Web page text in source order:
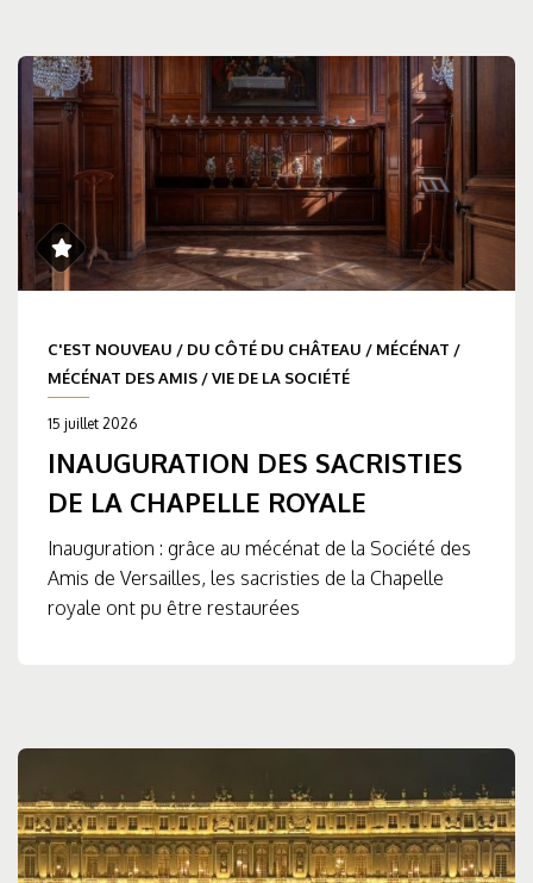
C'EST NOUVEAU / DU CÔTÉ DU CHÂTEAU / MÉCÉNAT /
MÉCÉNAT DES AMIS /VIE DE LA SOCIÉTÉ
15 juillet 2026
INAUGURATION DES SACRISTIES
DE LA CHAPELLE ROYALE
Inauguration : grâce au mécénat de la Société des
Amis de Versailles, les sacristies de la Chapelle
royale ont pu être restaurées